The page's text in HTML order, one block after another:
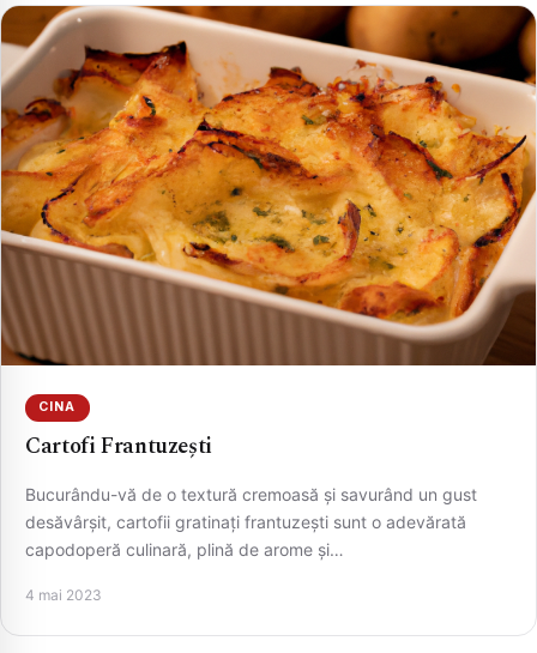
CINA
Cartofi Frantuzești
Bucurându-vă de o textură cremoasă și savurând un gust
desăvârșit, cartofii gratinați frantuzești sunt o adevărată
capodoperă culinară, plină de arome și…
4 mai 2023